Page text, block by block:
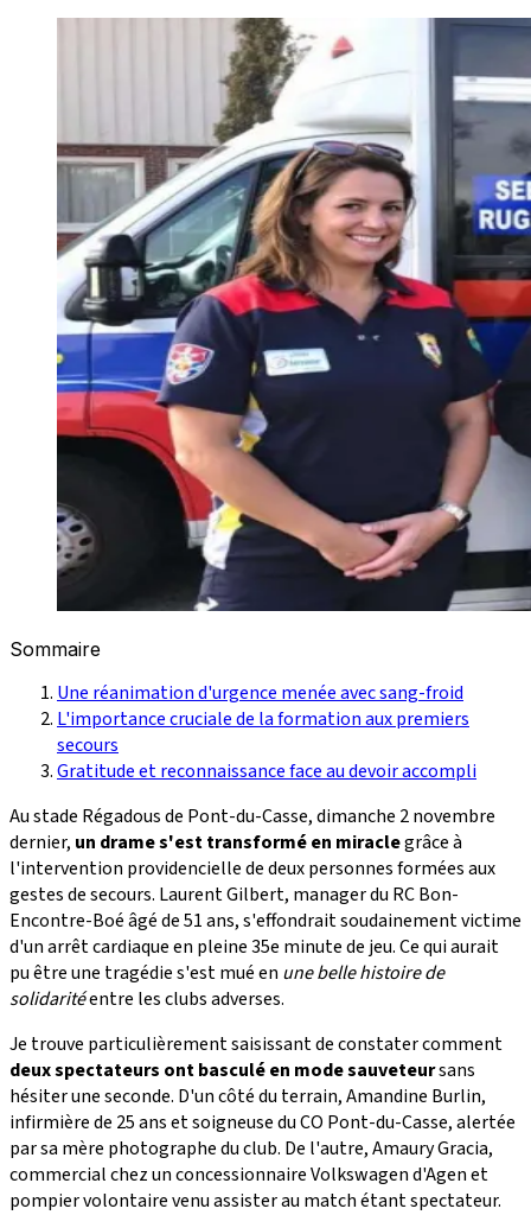
Sommaire
Une réanimation d'urgence menée avec sang-froid
L'importance cruciale de la formation aux premiers
secours
Gratitude et reconnaissance face au devoir accompli
Au stade Régadous de Pont-du-Casse, dimanche 2 novembre
dernier, un drame s'est transformé en miraclegrâce à
l'intervention providencielle de deux personnes formées aux
gestes de secours. Laurent Gilbert, manager du RC Bon-
Encontre-Boé âgé de 51 ans, s'effondrait soudainement victime
d'un arrêt cardiaque en pleine 35e minute de jeu. Ce qui aurait
pu être une tragédie s'est mué en une belle histoire de
solidaritéentre les clubs adverses.
Je trouve particulièrement saisissant de constater comment
deux spectateurs ont basculé en mode sauveteursans
hésiter une seconde. D'un côté du terrain, Amandine Burlin,
infirmière de 25 ans et soigneuse du CO Pont-du-Casse, alertée
par sa mère photographe du club. De l'autre, Amaury Gracia,
commercial chez un concessionnaire Volkswagen d'Agen et
pompier volontaire venu assister au match étant spectateur.